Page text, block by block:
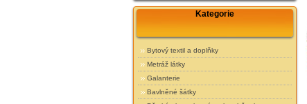
Kategorie
Bytový textil a doplňky
Metráž látky
Galanterie
Bavlněné šátky